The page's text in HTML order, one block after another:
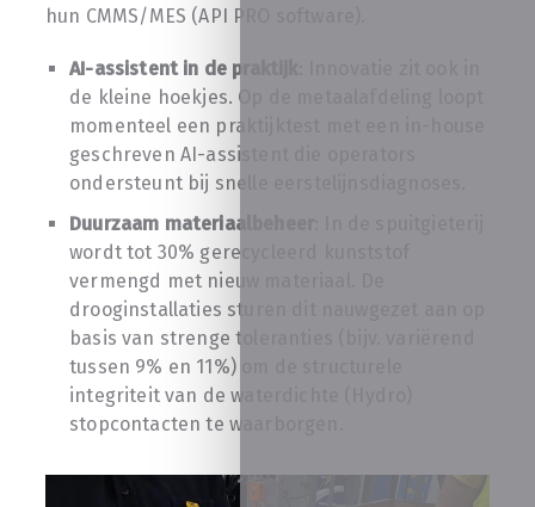
hun CMMS/MES (API PRO software).
AI-assistent in de praktijk
de kleine hoekjes. Op de metaalafdeling loopt
momenteel een praktijktest met een in-house
geschreven AI-assistent die operators
ondersteunt bij snelle eerstelijnsdiagnoses.
Duurzaam materiaalbeheer
wordt tot 30% gerecycleerd kunststof
vermengd met nieuw materiaal. De
drooginstallaties sturen dit nauwgezet aan op
basis van strenge toleranties (bijv. variërend
tussen 9% en 11%) om de structurele
integriteit van de waterdichte (Hydro)
stopcontacten te waarborgen.